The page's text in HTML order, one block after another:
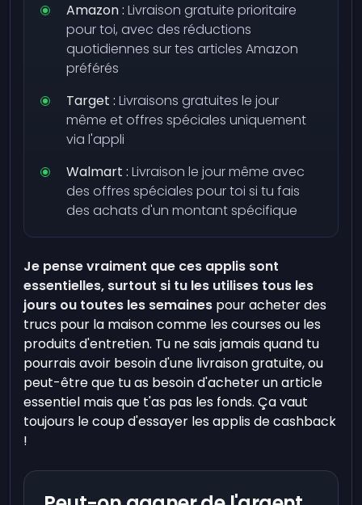
Amazon :Livraison gratuite prioritaire
pour toi, avec des réductions
quotidiennes sur tes articles Amazon
préférés
Target :Livraisons gratuites le jour
même et offres spéciales uniquement
via l'appli
Walmart :Livraison le jour même avec
des offres spéciales pour toi si tu fais
des achats d'un montant spécifique
Je pense vraiment que ces applis sont
essentielles, surtout si tu les utilises tous les
jours ou toutes les semaines pour acheter des
trucs pour la maison comme les courses ou les
produits d'entretien. Tu ne sais jamais quand tu
pourrais avoir besoin d'une livraison gratuite, ou
peut-être que tu as besoin d'acheter un article
essentiel mais que t'as pas les fonds. Ça vaut
toujours le coup d'essayer les applis de cashback
!